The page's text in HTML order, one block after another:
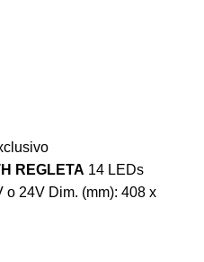
REGLETA 14 LEDs
o 24V Dim. (mm): 408 x